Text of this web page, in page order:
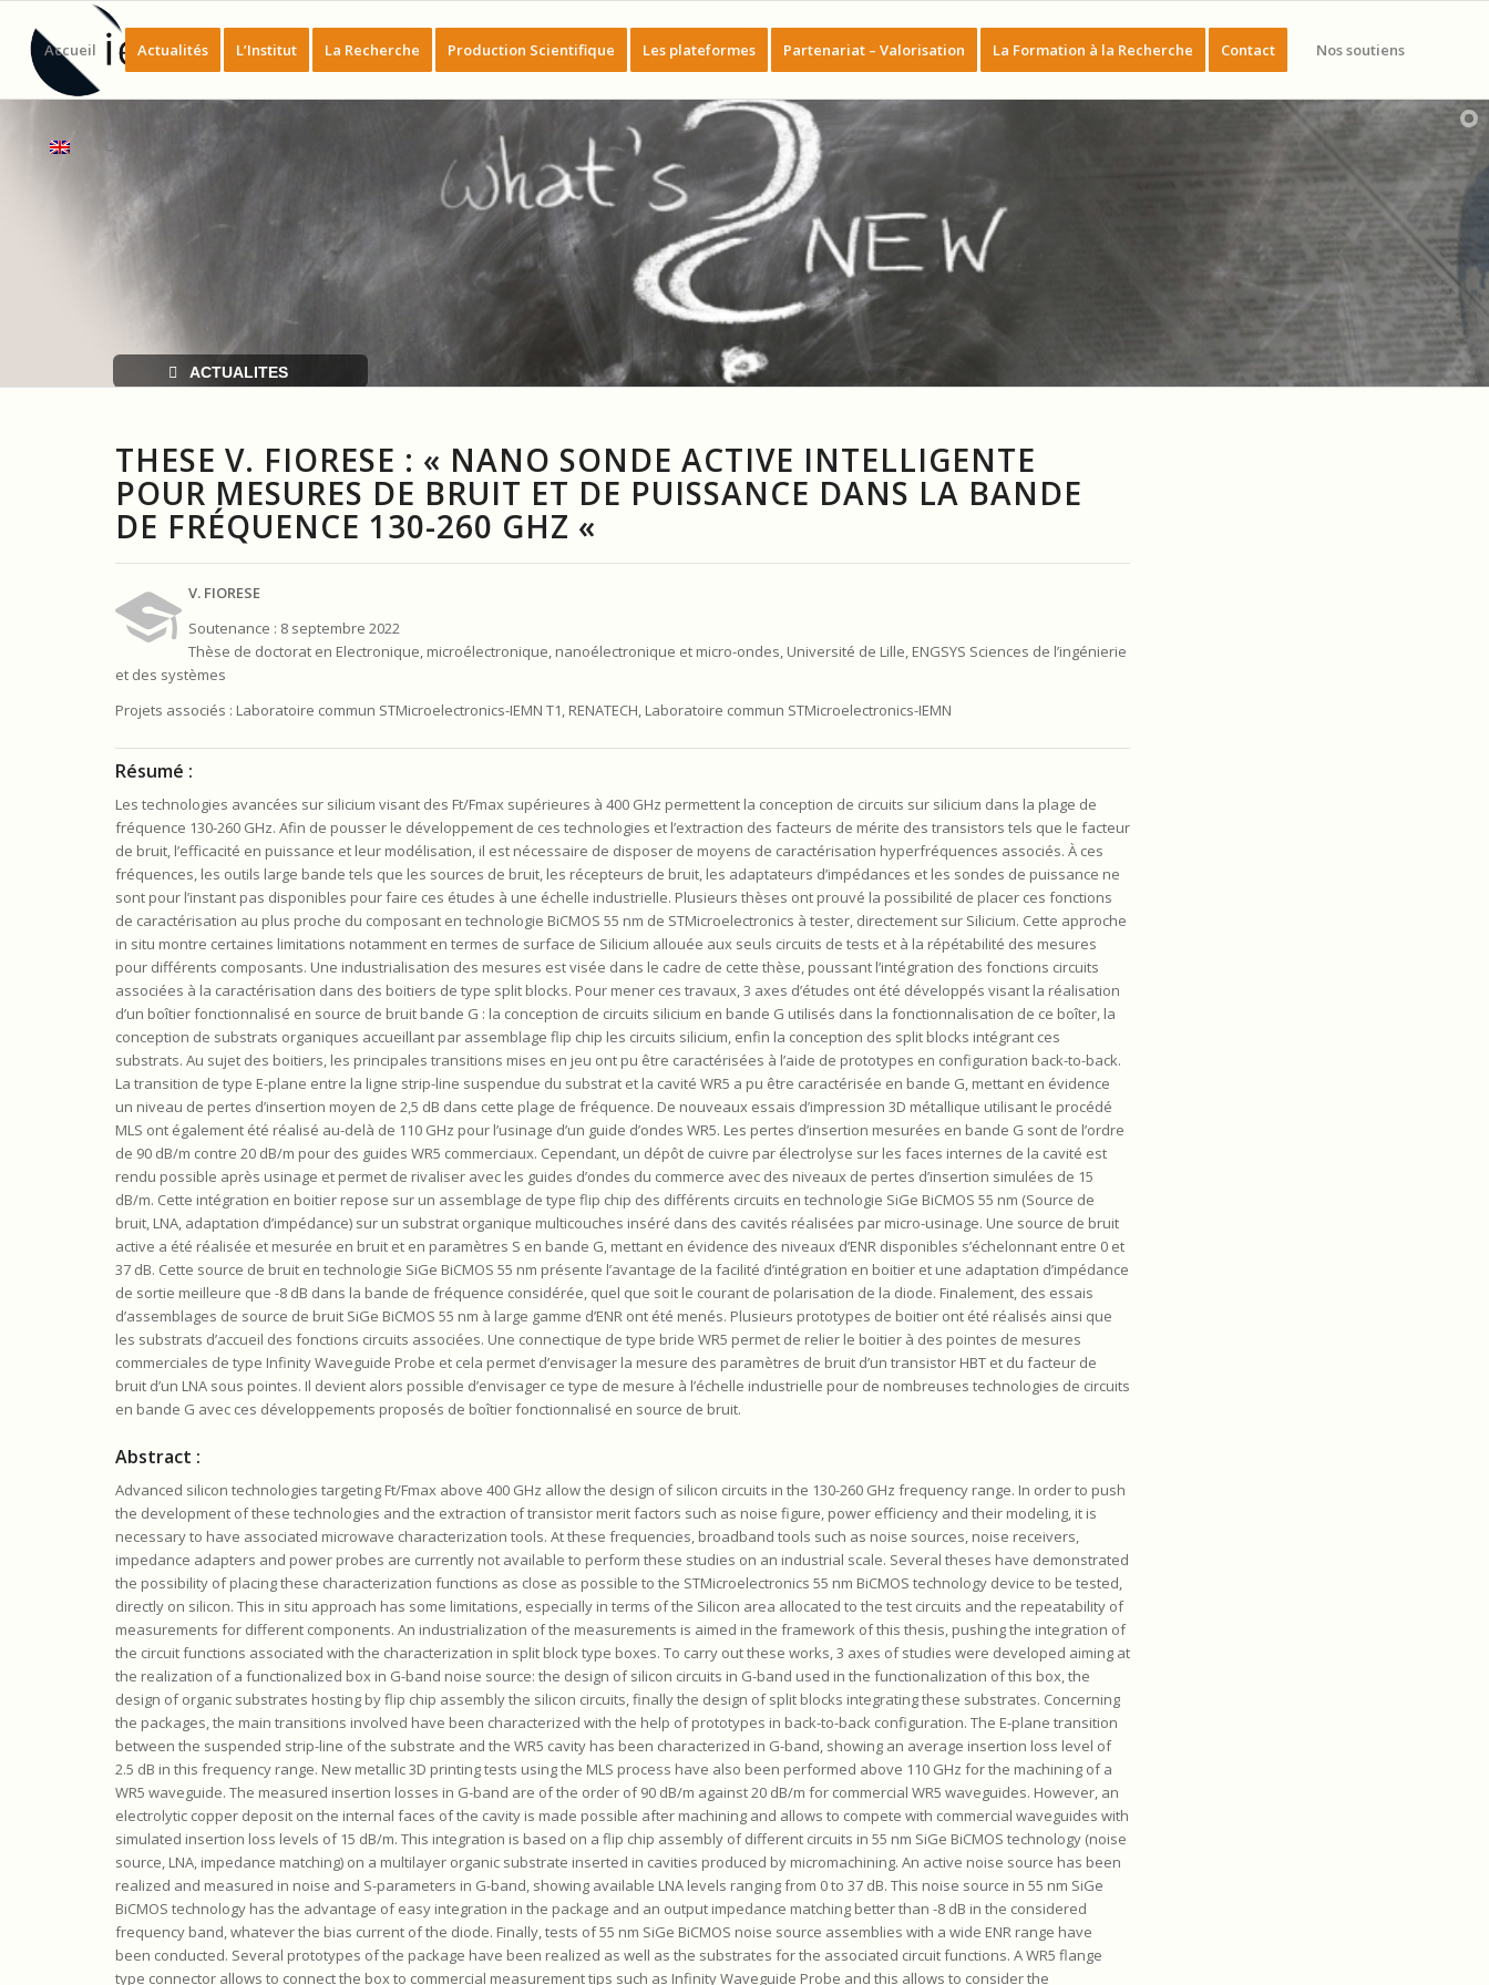
Accueil Actualités L’Institut La Recherche Production Scientifique Les plateformes Partenariat – Valorisation La Formation à la Recherche Contact Nos soutiens
ACTUALITES
THESE V. FIORESE : « NANO SONDE ACTIVE INTELLIGENTE
POUR MESURES DE BRUIT ET DE PUISSANCE DANS LA BANDE
DE FRÉQUENCE 130-260 GHZ «
V. FIORESE
Soutenance : 8 septembre 2022
Thèse de doctorat en Electronique, microélectronique, nanoélectronique et micro-ondes, Université de Lille, ENGSYS Sciences de l’ingénierie
et des systèmes
Projets associés : Laboratoire commun STMicroelectronics-IEMN T1, RENATECH, Laboratoire commun STMicroelectronics-IEMN
Résumé :
Les technologies avancées sur silicium visant des Ft/Fmax supérieures à 400 GHz permettent la conception de circuits sur silicium dans la plage de
fréquence 130-260 GHz. Afin de pousser le développement de ces technologies et l’extraction des facteurs de mérite des transistors tels que le facteur
de bruit, l’efficacité en puissance et leur modélisation, il est nécessaire de disposer de moyens de caractérisation hyperfréquences associés. À ces
fréquences, les outils large bande tels que les sources de bruit, les récepteurs de bruit, les adaptateurs d’impédances et les sondes de puissance ne
sont pour l’instant pas disponibles pour faire ces études à une échelle industrielle. Plusieurs thèses ont prouvé la possibilité de placer ces fonctions
de caractérisation au plus proche du composant en technologie BiCMOS 55 nm de STMicroelectronics à tester, directement sur Silicium. Cette approche
in situ montre certaines limitations notamment en termes de surface de Silicium allouée aux seuls circuits de tests et à la répétabilité des mesures
pour différents composants. Une industrialisation des mesures est visée dans le cadre de cette thèse, poussant l’intégration des fonctions circuits
associées à la caractérisation dans des boitiers de type split blocks. Pour mener ces travaux, 3 axes d’études ont été développés visant la réalisation
d’un boîtier fonctionnalisé en source de bruit bande G : la conception de circuits silicium en bande G utilisés dans la fonctionnalisation de ce boîter, la
conception de substrats organiques accueillant par assemblage flip chip les circuits silicium, enfin la conception des split blocks intégrant ces
substrats. Au sujet des boitiers, les principales transitions mises en jeu ont pu être caractérisées à l’aide de prototypes en configuration back-to-back.
La transition de type E-plane entre la ligne strip-line suspendue du substrat et la cavité WR5 a pu être caractérisée en bande G, mettant en évidence
un niveau de pertes d’insertion moyen de 2,5 dB dans cette plage de fréquence. De nouveaux essais d’impression 3D métallique utilisant le procédé
MLS ont également été réalisé au-delà de 110 GHz pour l’usinage d’un guide d’ondes WR5. Les pertes d’insertion mesurées en bande G sont de l’ordre
de 90 dB/m contre 20 dB/m pour des guides WR5 commerciaux. Cependant, un dépôt de cuivre par électrolyse sur les faces internes de la cavité est
rendu possible après usinage et permet de rivaliser avec les guides d’ondes du commerce avec des niveaux de pertes d’insertion simulées de 15
dB/m. Cette intégration en boitier repose sur un assemblage de type flip chip des différents circuits en technologie SiGe BiCMOS 55 nm (Source de
bruit, LNA, adaptation d’impédance) sur un substrat organique multicouches inséré dans des cavités réalisées par micro-usinage. Une source de bruit
active a été réalisée et mesurée en bruit et en paramètres S en bande G, mettant en évidence des niveaux d’ENR disponibles s’échelonnant entre 0 et
37 dB. Cette source de bruit en technologie SiGe BiCMOS 55 nm présente l’avantage de la facilité d’intégration en boitier et une adaptation d’impédance
de sortie meilleure que -8 dB dans la bande de fréquence considérée, quel que soit le courant de polarisation de la diode. Finalement, des essais
d’assemblages de source de bruit SiGe BiCMOS 55 nm à large gamme d’ENR ont été menés. Plusieurs prototypes de boitier ont été réalisés ainsi que
les substrats d’accueil des fonctions circuits associées. Une connectique de type bride WR5 permet de relier le boitier à des pointes de mesures
commerciales de type Infinity Waveguide Probe et cela permet d’envisager la mesure des paramètres de bruit d’un transistor HBT et du facteur de
bruit d’un LNA sous pointes. Il devient alors possible d’envisager ce type de mesure à l’échelle industrielle pour de nombreuses technologies de circuits
en bande G avec ces développements proposés de boîtier fonctionnalisé en source de bruit.
Abstract :
Advanced silicon technologies targeting Ft/Fmax above 400 GHz allow the design of silicon circuits in the 130-260 GHz frequency range. In order to push
the development of these technologies and the extraction of transistor merit factors such as noise figure, power efficiency and their modeling, it is
necessary to have associated microwave characterization tools. At these frequencies, broadband tools such as noise sources, noise receivers,
impedance adapters and power probes are currently not available to perform these studies on an industrial scale. Several theses have demonstrated
the possibility of placing these characterization functions as close as possible to the STMicroelectronics 55 nm BiCMOS technology device to be tested,
directly on silicon. This in situ approach has some limitations, especially in terms of the Silicon area allocated to the test circuits and the repeatability of
measurements for different components. An industrialization of the measurements is aimed in the framework of this thesis, pushing the integration of
the circuit functions associated with the characterization in split block type boxes. To carry out these works, 3 axes of studies were developed aiming at
the realization of a functionalized box in G-band noise source: the design of silicon circuits in G-band used in the functionalization of this box, the
design of organic substrates hosting by flip chip assembly the silicon circuits, finally the design of split blocks integrating these substrates. Concerning
the packages, the main transitions involved have been characterized with the help of prototypes in back-to-back configuration. The E-plane transition
between the suspended strip-line of the substrate and the WR5 cavity has been characterized in G-band, showing an average insertion loss level of
2.5 dB in this frequency range. New metallic 3D printing tests using the MLS process have also been performed above 110 GHz for the machining of a
WR5 waveguide. The measured insertion losses in G-band are of the order of 90 dB/m against 20 dB/m for commercial WR5 waveguides. However, an
electrolytic copper deposit on the internal faces of the cavity is made possible after machining and allows to compete with commercial waveguides with
simulated insertion loss levels of 15 dB/m. This integration is based on a flip chip assembly of different circuits in 55 nm SiGe BiCMOS technology (noise
source, LNA, impedance matching) on a multilayer organic substrate inserted in cavities produced by micromachining. An active noise source has been
realized and measured in noise and S-parameters in G-band, showing available LNA levels ranging from 0 to 37 dB. This noise source in 55 nm SiGe
BiCMOS technology has the advantage of easy integration in the package and an output impedance matching better than -8 dB in the considered
frequency band, whatever the bias current of the diode. Finally, tests of 55 nm SiGe BiCMOS noise source assemblies with a wide ENR range have
been conducted. Several prototypes of the package have been realized as well as the substrates for the associated circuit functions. A WR5 flange
type connector allows to connect the box to commercial measurement tips such as Infinity Waveguide Probe and this allows to consider the